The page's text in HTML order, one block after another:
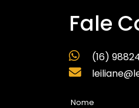
Fale
(16)
Nome